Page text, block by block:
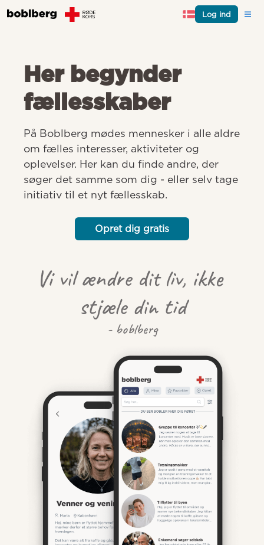
Log ind
Her begynder
fællesskaber
På Boblberg mødes mennesker i alle aldre
om fælles interesser, aktiviteter og
oplevelser. Her kan du finde andre, der
søger det samme som dig - eller selv tage
initiativ til et nyt fællesskab.
Opret dig gratis
Vi vil ændre dit liv, ikke
stjæle din tid
- boblberg